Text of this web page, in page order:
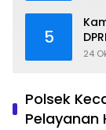
5
24
Polsek
Pelayanan